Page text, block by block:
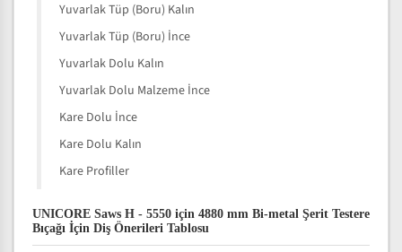
Yuvarlak Tüp (Boru) Kalın
Yuvarlak Tüp (Boru) İnce
Yuvarlak Dolu Kalın
Yuvarlak Dolu Malzeme İnce
Kare Dolu İnce
Kare Dolu Kalın
Kare Profiller
UNICORE Saws H - 5550 için 4880 mm Bi-metal Şerit Testere
Bıçağı İçin Diş Önerileri Tablosu